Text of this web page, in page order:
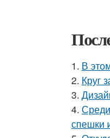
1. В
2. Круг
3.
4.
спешки